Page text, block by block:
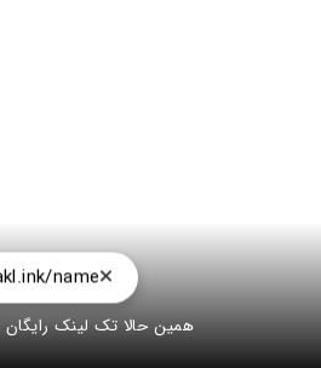
name
همین حالا تک لینک